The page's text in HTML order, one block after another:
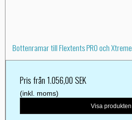
Bottenramar till Flextents PRO och Xtreme
Pris från1.056,00 SEK
(inkl. moms)
Visa produkten